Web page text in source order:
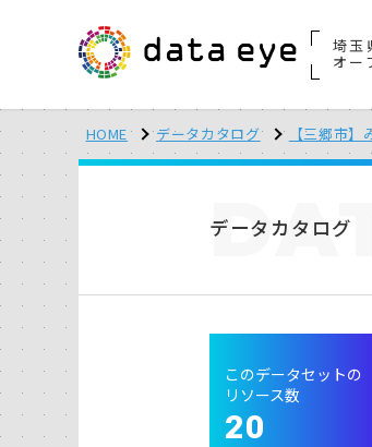
埼玉
オー
HOME データカタログ 【三郷市
データカタログ
このデータセットの
リソース数
20